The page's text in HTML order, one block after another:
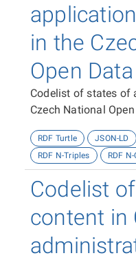
in the
Open
Codelist of states of
Czech National
RDF Turtle JSON-LD
RDF N-Triples
RDF
Codelist
content in